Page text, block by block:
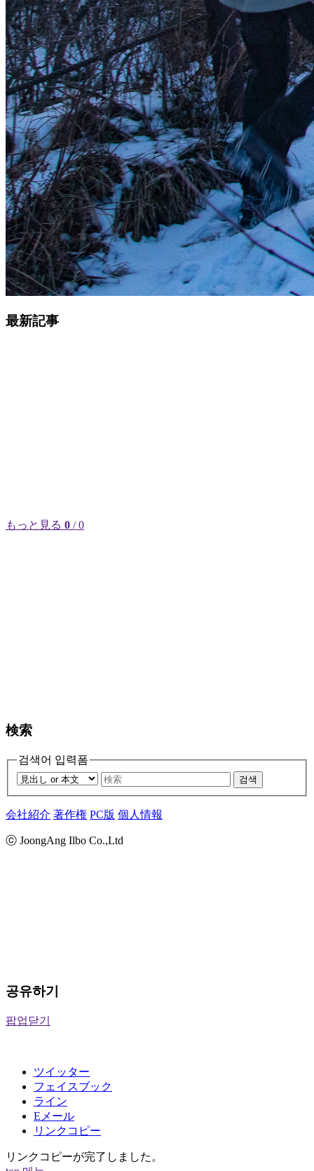
最新記事
もっと見る 0 / 0
検索
검색어 입력폼
검색
会社紹介 著作権 PC版 個人情報
ⓒ JoongAng Ilbo Co.,Ltd
공유하기
팝업닫기
ツイッター
フェイスブック
ライン
Eメール
リンクコピー
リンクコピーが完了しました。